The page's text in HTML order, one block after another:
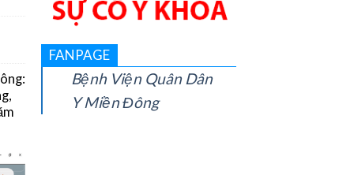
FANPAGE
Bệnh Viện Quân Dân
Y Miền Đông